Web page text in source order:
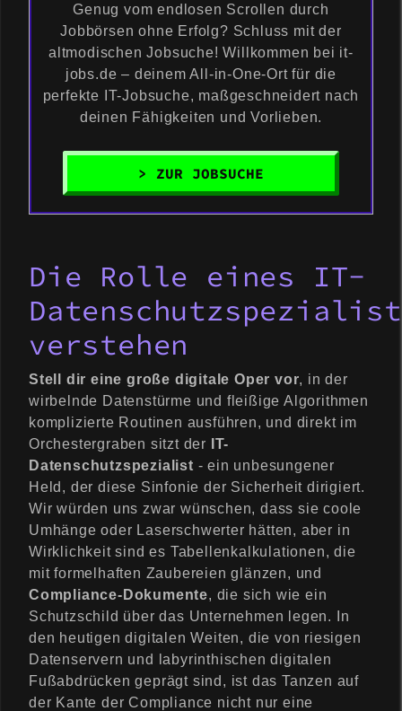
Genug vom endlosen Scrollen durch
Jobbörsen ohne Erfolg? Schluss mit der
altmodischen Jobsuche! Willkommen bei it-
jobs.de – deinem All-in-One-Ort für die
perfekte IT-Jobsuche, maßgeschneidert nach
deinen Fähigkeiten und Vorlieben.
> ZUR JOBSUCHE
Die Rolle eines IT-
verstehen
Stell dir eine große digitale Oper vor, in der
wirbelnde Datenstürme und fleißige Algorithmen
komplizierte Routinen ausführen, und direkt im
Orchestergraben sitzt der
IT-
Datenschutzspezialist - ein unbesungener
Held, der diese Sinfonie der Sicherheit dirigiert.
Wir würden uns zwar wünschen, dass sie coole
Umhänge oder Laserschwerter hätten, aber in
Wirklichkeit sind es Tabellenkalkulationen, die
mit formelhaften Zaubereien glänzen, und
Compliance-Dokumente, die sich wie ein
Schutzschild über das Unternehmen legen. In
den heutigen digitalen Weiten, die von riesigen
Datenservern und labyrinthischen digitalen
Fußabdrücken geprägt sind, ist das Tanzen auf
der Kante der Compliance nicht nur eine